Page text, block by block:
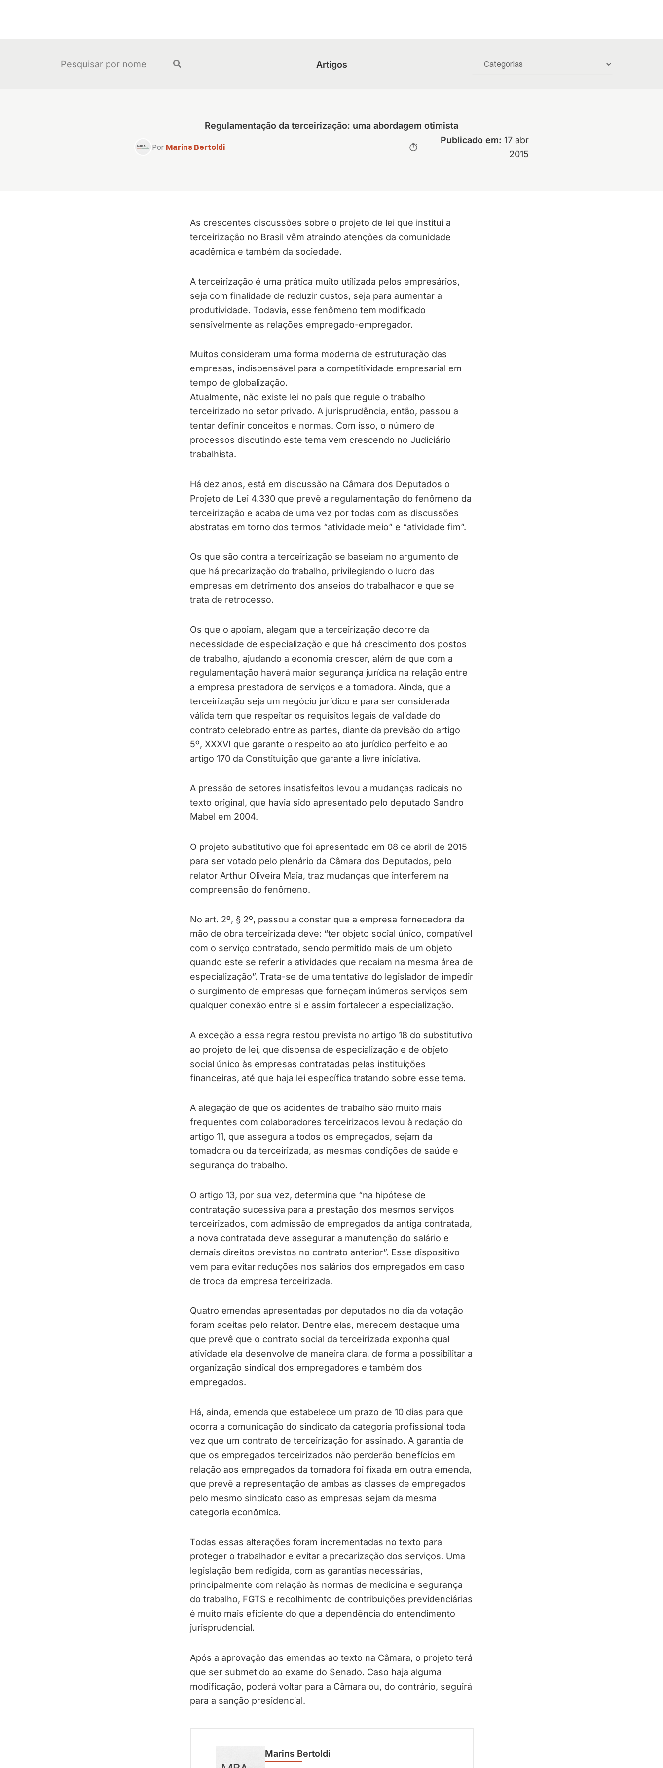
Artigos
Regulamentação da terceirização: uma abordagem otimista
Por Marins Bertoldi
Publicado em: 17 abr
2015
As crescentes discussões sobre o projeto de lei que institui a
terceirização no Brasil vêm atraindo atenções da comunidade
acadêmica e também da sociedade.
A terceirização é uma prática muito utilizada pelos empresários,
seja com finalidade de reduzir custos, seja para aumentar a
produtividade. Todavia, esse fenômeno tem modificado
sensivelmente as relações empregado-empregador.
Muitos consideram uma forma moderna de estruturação das
empresas, indispensável para a competitividade empresarial em
tempo de globalização.
Atualmente, não existe lei no país que regule o trabalho
terceirizado no setor privado. A jurisprudência, então, passou a
tentar definir conceitos e normas. Com isso, o número de
processos discutindo este tema vem crescendo no Judiciário
trabalhista.
Há dez anos, está em discussão na Câmara dos Deputados o
Projeto de Lei 4.330 que prevê a regulamentação do fenômeno da
terceirização e acaba de uma vez por todas com as discussões
abstratas em torno dos termos “atividade meio” e “atividade fim”.
Os que são contra a terceirização se baseiam no argumento de
que há precarização do trabalho, privilegiando o lucro das
empresas em detrimento dos anseios do trabalhador e que se
trata de retrocesso.
Os que o apoiam, alegam que a terceirização decorre da
necessidade de especialização e que há crescimento dos postos
de trabalho, ajudando a economia crescer, além de que com a
regulamentação haverá maior segurança jurídica na relação entre
a empresa prestadora de serviços e a tomadora. Ainda, que a
terceirização seja um negócio jurídico e para ser considerada
válida tem que respeitar os requisitos legais de validade do
contrato celebrado entre as partes, diante da previsão do artigo
5º, XXXVI que garante o respeito ao ato jurídico perfeito e ao
artigo 170 da Constituição que garante a livre iniciativa.
A pressão de setores insatisfeitos levou a mudanças radicais no
texto original, que havia sido apresentado pelo deputado Sandro
Mabel em 2004.
O projeto substitutivo que foi apresentado em 08 de abril de 2015
para ser votado pelo plenário da Câmara dos Deputados, pelo
relator Arthur Oliveira Maia, traz mudanças que interferem na
compreensão do fenômeno.
No art. 2º, § 2º, passou a constar que a empresa fornecedora da
mão de obra terceirizada deve: “ter objeto social único, compatível
com o serviço contratado, sendo permitido mais de um objeto
quando este se referir a atividades que recaiam na mesma área de
especialização”. Trata-se de uma tentativa do legislador de impedir
o surgimento de empresas que forneçam inúmeros serviços sem
qualquer conexão entre si e assim fortalecer a especialização.
A exceção a essa regra restou prevista no artigo 18 do substitutivo
ao projeto de lei, que dispensa de especialização e de objeto
social único às empresas contratadas pelas instituições
financeiras, até que haja lei específica tratando sobre esse tema.
A alegação de que os acidentes de trabalho são muito mais
frequentes com colaboradores terceirizados levou à redação do
artigo 11, que assegura a todos os empregados, sejam da
tomadora ou da terceirizada, as mesmas condições de saúde e
segurança do trabalho.
O artigo 13, por sua vez, determina que “na hipótese de
contratação sucessiva para a prestação dos mesmos serviços
terceirizados, com admissão de empregados da antiga contratada,
a nova contratada deve assegurar a manutenção do salário e
demais direitos previstos no contrato anterior”. Esse dispositivo
vem para evitar reduções nos salários dos empregados em caso
de troca da empresa terceirizada.
Quatro emendas apresentadas por deputados no dia da votação
foram aceitas pelo relator. Dentre elas, merecem destaque uma
que prevê que o contrato social da terceirizada exponha qual
atividade ela desenvolve de maneira clara, de forma a possibilitar a
organização sindical dos empregadores e também dos
empregados.
Há, ainda, emenda que estabelece um prazo de 10 dias para que
ocorra a comunicação do sindicato da categoria profissional toda
vez que um contrato de terceirização for assinado. A garantia de
que os empregados terceirizados não perderão benefícios em
relação aos empregados da tomadora foi fixada em outra emenda,
que prevê a representação de ambas as classes de empregados
pelo mesmo sindicato caso as empresas sejam da mesma
categoria econômica.
Todas essas alterações foram incrementadas no texto para
proteger o trabalhador e evitar a precarização dos serviços. Uma
legislação bem redigida, com as garantias necessárias,
principalmente com relação às normas de medicina e segurança
do trabalho, FGTS e recolhimento de contribuições previdenciárias
é muito mais eficiente do que a dependência do entendimento
jurisprudencial.
Após a aprovação das emendas ao texto na Câmara, o projeto terá
que ser submetido ao exame do Senado. Caso haja alguma
modificação, poderá voltar para a Câmara ou, do contrário, seguirá
para a sanção presidencial.
Marins Bertoldi